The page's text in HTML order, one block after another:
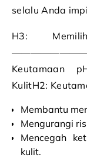
selalu Anda
H3:
Keutamaan
KulitH2:
Membantu
Mengurangi
Mencegah
kulit.